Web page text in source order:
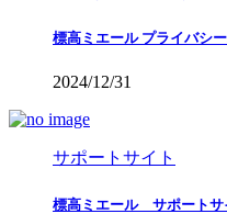
標高ミエール プライバシ
2024/12/31
サポートサイト
標高ミエール サポートサ